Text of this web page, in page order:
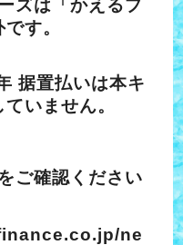
ズは「かえるプ
す。
据置払いは本キ
いません。
ご確認ください
ne